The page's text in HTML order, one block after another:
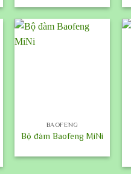
BAOFENG
Bộ đàm Baofeng MiNi